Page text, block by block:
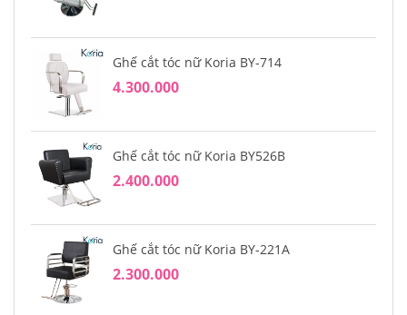
Ghế cắt tóc nữ Koria BY-714
4.300.000
Ghế cắt tóc nữ Koria BY526B
2.400.000
Ghế cắt tóc nữ Koria BY-221A
2.300.000